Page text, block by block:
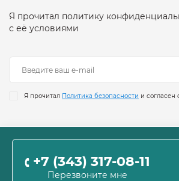
Я прочитал политику
с её условиями
Я прочитал Политика безопасности и согласен
+7 (343) 317-08-11
Перезвоните мне